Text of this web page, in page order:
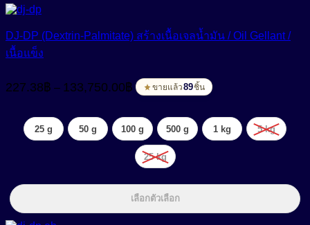
DJ-DP (Dextrin-Palmitate) สร้างเนื้อเจลน้ำมัน / Oil Gellant /
เนื้อแข็ง
227.38฿ – 133,750.00฿
Price
range:
through
133,750.00฿
ขายแล้ว89ชิ้น
25 g 50 g 100 g 500 g 1 kg 5 kg
25 kg
เลือกตัวเลือก